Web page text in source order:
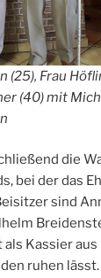
(25), Frau
(40) mit
die
bei der das
sind
als Kassier aus
ruhen lässt.